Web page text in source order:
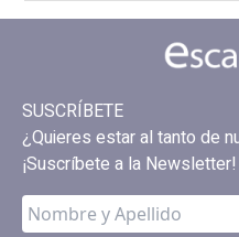
SUSCRÍBETE
¿Quieres estar al tanto de
¡Suscríbete a la Newsletter!